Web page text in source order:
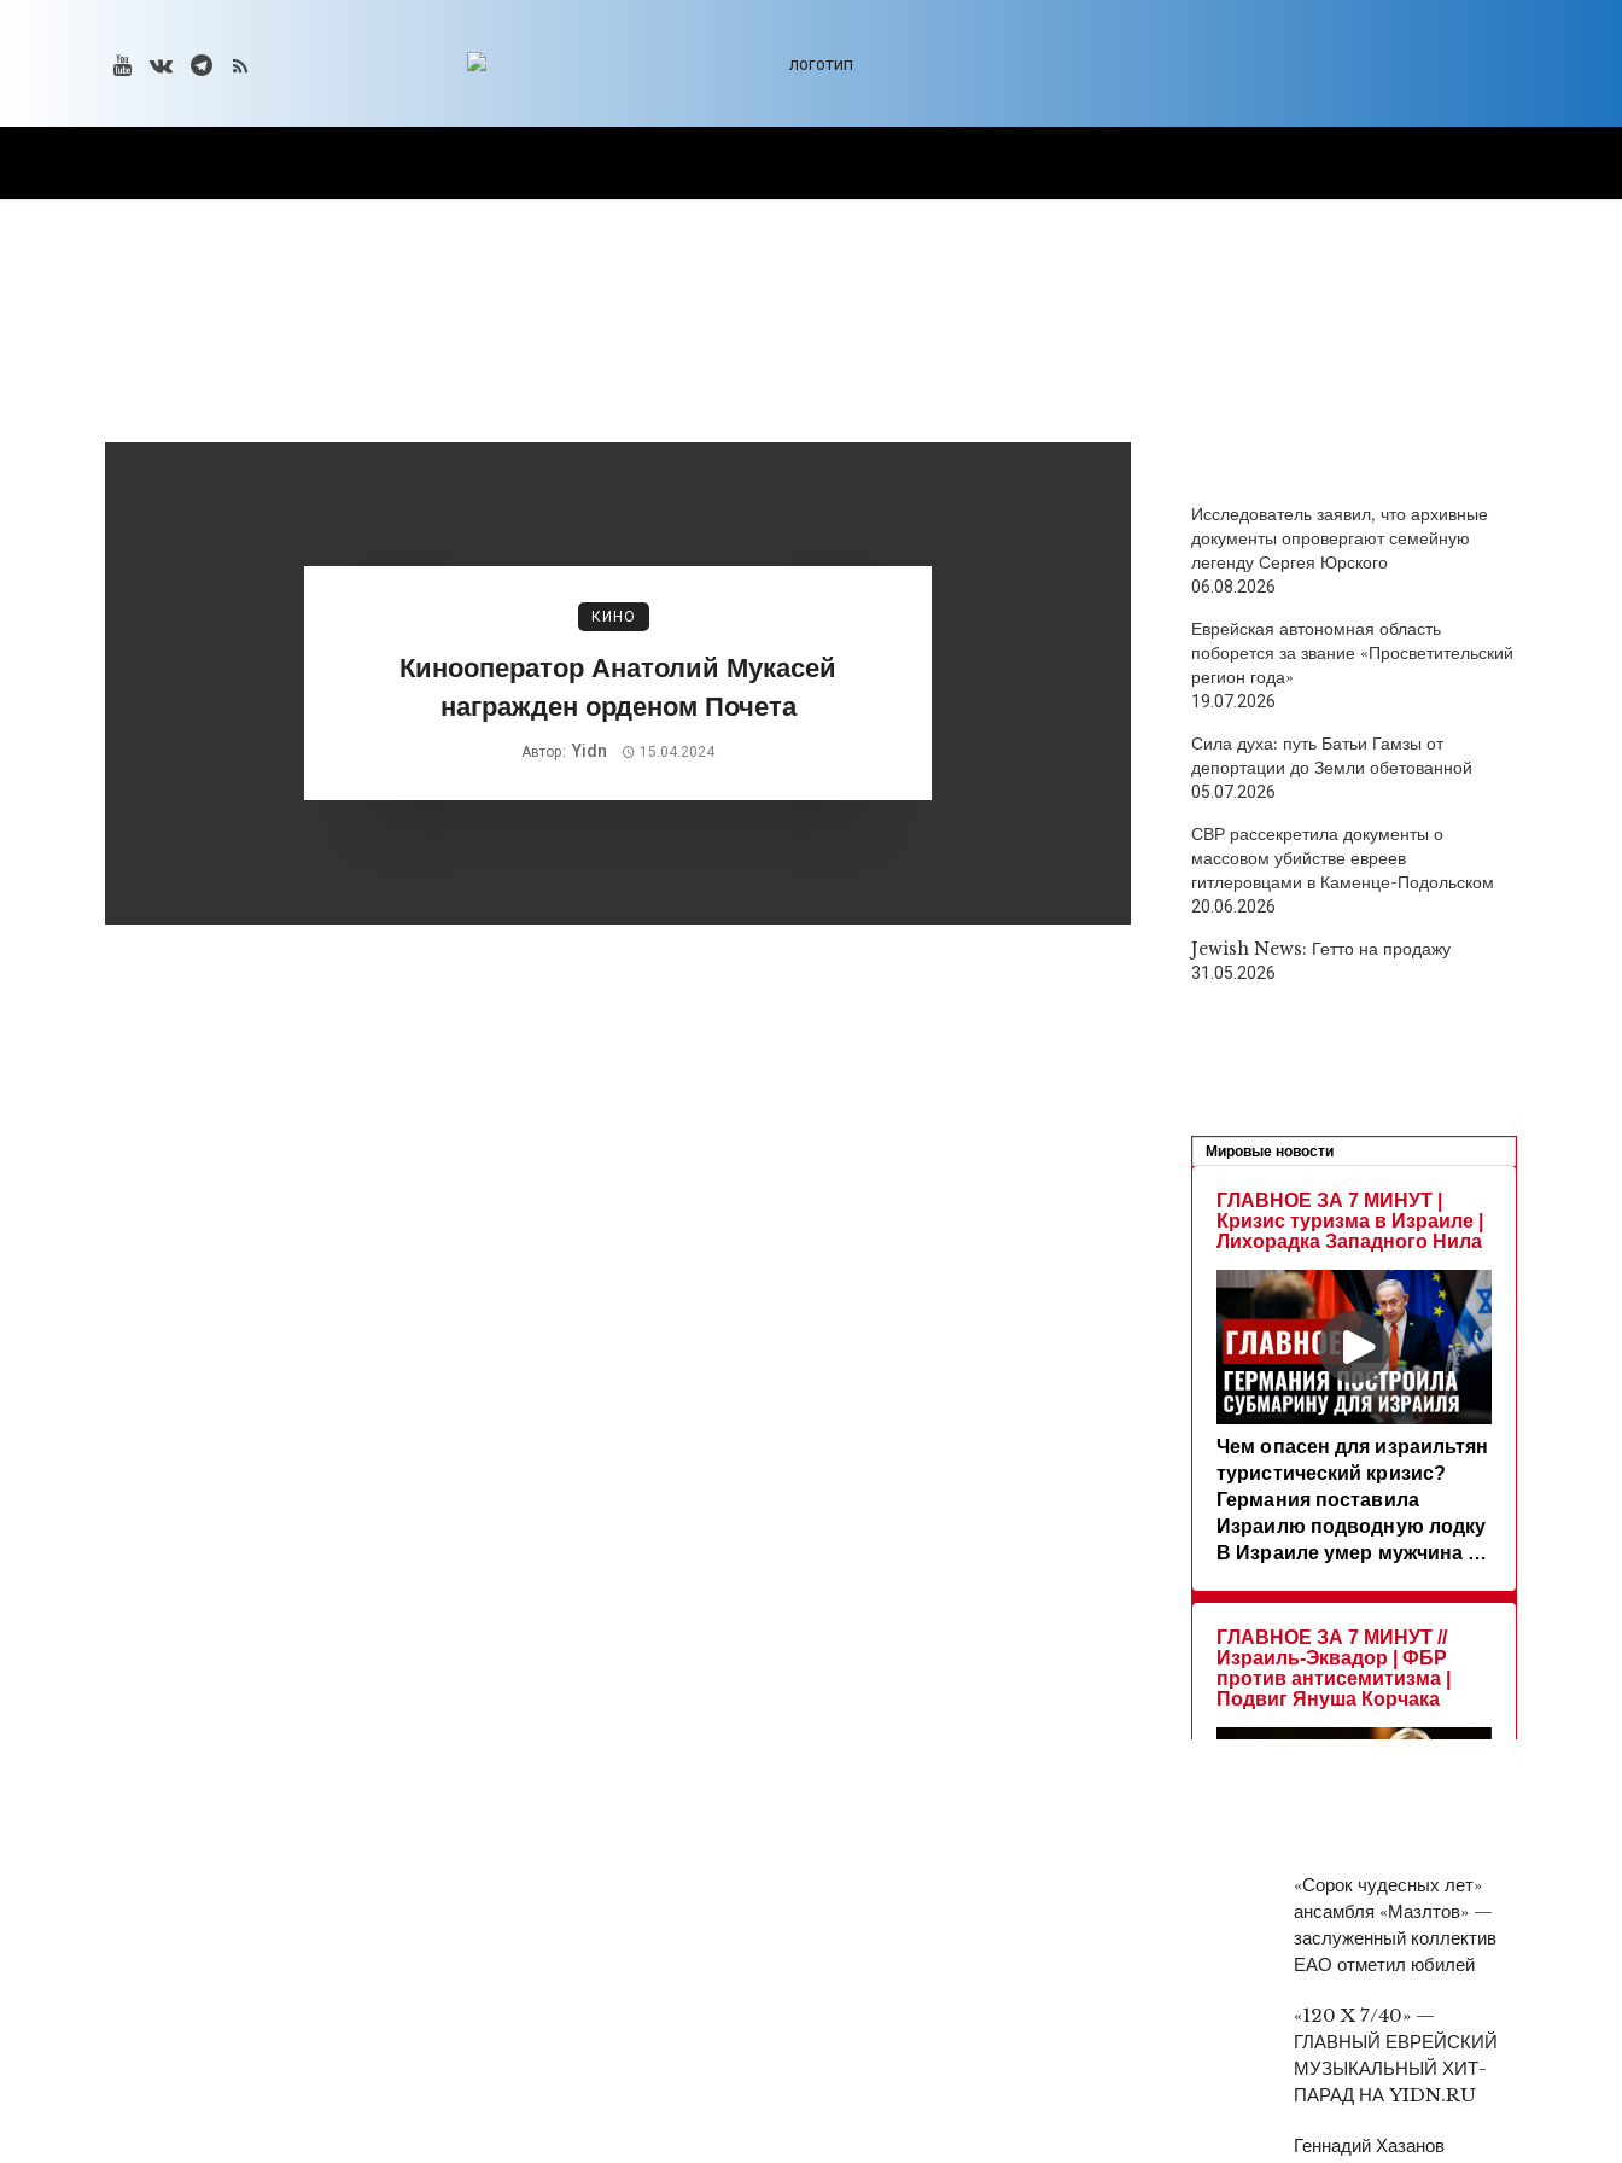
КИНО
Кинооператор Анатолий Мукасей
награжден орденом Почета
Автор: Yidn 15.04.2024
Исследователь заявил, что архивные
документы опровергают семейную
легенду Сергея Юрского
06.08.2026
Еврейская автономная область
поборется за звание «Просветительский
регион года»
19.07.2026
Сила духа: путь Батьи Гамзы от
депортации до Земли обетованной
05.07.2026
СВР рассекретила документы о
массовом убийстве евреев
гитлеровцами в Каменце-Подольском
20.06.2026
Jewish News: Гетто на продажу
31.05.2026
«Сорок чудесных лет»
ансамбля «Мазлтов» —
заслуженный коллектив
ЕАО отметил юбилей
«120 X 7/40» —
ГЛАВНЫЙ ЕВРЕЙСКИЙ
МУЗЫКАЛЬНЫЙ ХИТ-
ПАРАД НА YIDN.RU
Геннадий Хазанов